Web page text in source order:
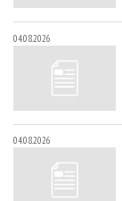
04.08.2026
04.08.2026